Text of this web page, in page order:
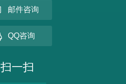
邮件咨询
QQ咨询
扫一扫